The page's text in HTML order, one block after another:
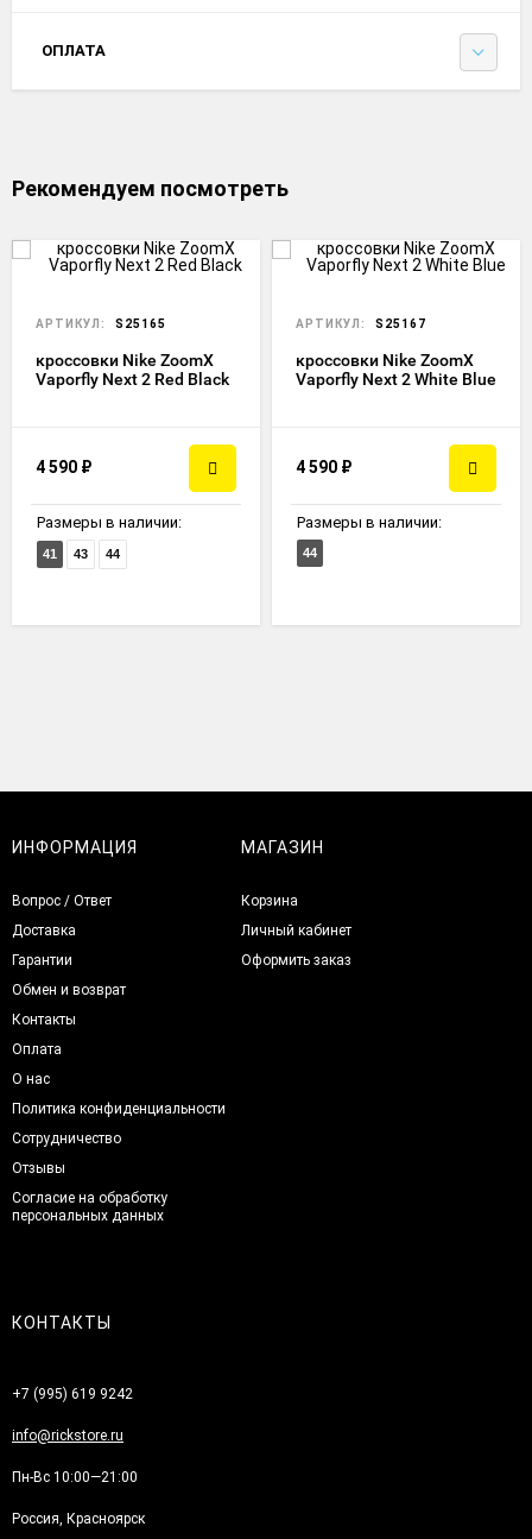
ОПЛАТА
Рекомендуем посмотреть
АРТИКУЛ: S25165
кроссовки Nike ZoomX
Vaporfly Next 2 Red Black
4 590 ₽
Размеры в наличии:
41 43 44
АРТИКУЛ: S25167
кроссовки Nike ZoomX
Vaporfly Next 2 White Blue
4 590 ₽
Размеры в наличии:
44
ИНФОРМАЦИЯ
Вопрос / Ответ
Доставка
Гарантии
Обмен и возврат
Контакты
Оплата
О нас
Политика конфиденциальности
Сотрудничество
Отзывы
Согласие на обработку
персональных данных
МАГАЗИН
Корзина
Личный кабинет
Оформить заказ
КОНТАКТЫ
+7 (995) 619 9242
info@rickstore.ru
Пн-Вс 10:00—21:00
Россия, Красноярск